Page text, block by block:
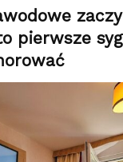
pierwsze